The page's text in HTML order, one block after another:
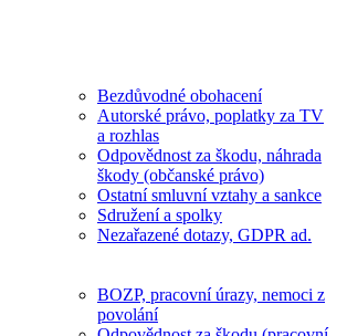
Bezdůvodné obohacení
Autorské právo, poplatky za TV
a rozhlas
Odpovědnost za škodu, náhrada
škody (občanské právo)
Ostatní smluvní vztahy a sankce
Sdružení a spolky
Nezařazené dotazy, GDPR ad.
BOZP, pracovní úrazy, nemoci z
povolání